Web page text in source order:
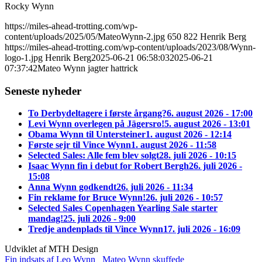
Rocky Wynn
https://miles-ahead-trotting.com/wp-
content/uploads/2025/05/MateoWynn-2.jpg 650 822 Henrik Berg
https://miles-ahead-trotting.com/wp-content/uploads/2023/08/Wynn-
logo-1.jpg Henrik Berg2025-06-21 06:58:032025-06-21
07:37:42Mateo Wynn jagter hattrick
Seneste nyheder
To Derbydeltagere i første årgang?6. august 2026 - 17:00
Levi Wynn overlegen på Jägersro!5. august 2026 - 13:01
Obama Wynn til Untersteiner1. august 2026 - 12:14
Første sejr til Vince Wynn1. august 2026 - 11:58
Selected Sales: Alle fem blev solgt28. juli 2026 - 10:15
Isaac Wynn fin i debut for Robert Bergh26. juli 2026 -
15:08
Anna Wynn godkendt26. juli 2026 - 11:34
Fin reklame for Bruce Wynn!26. juli 2026 - 10:57
Selected Sales Copenhagen Yearling Sale starter
mandag!25. juli 2026 - 9:00
Tredje andenplads til Vince Wynn17. juli 2026 - 16:09
Udviklet af MTH Design
Fin indsats af Leo Wynn
Mateo Wynn skuffede